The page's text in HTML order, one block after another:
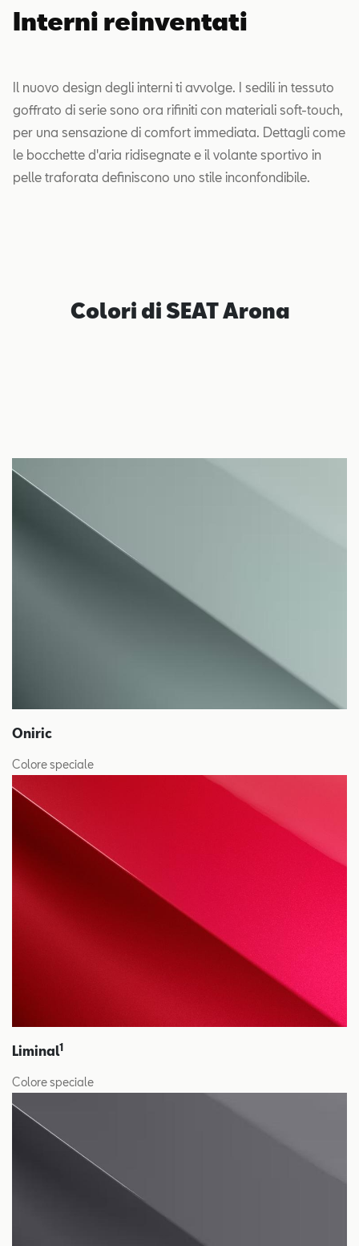
Interni reinventati
Il nuovo design degli interni ti avvolge. I sedili in tessuto
goffrato di serie sono ora rifiniti con materiali soft-touch,
per una sensazione di comfort immediata. Dettagli come
le bocchette d'aria ridisegnate e il volante sportivo in
pelle traforata definiscono uno stile inconfondibile.
Colori di SEAT Arona
Oniric
Colore speciale
Liminal1
Colore speciale